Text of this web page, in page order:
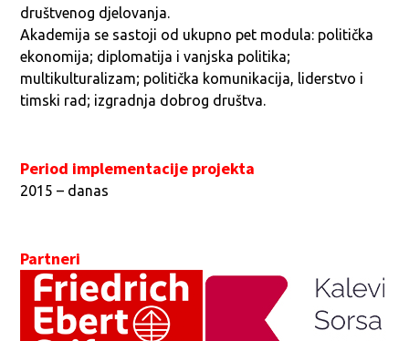
društvenog djelovanja.
Akademija se sastoji od ukupno pet modula: politička
ekonomija; diplomatija i vanjska politika;
multikulturalizam; politička komunikacija, liderstvo i
timski rad; izgradnja dobrog društva.
Period implementacije projekta
2015 – danas
Partneri